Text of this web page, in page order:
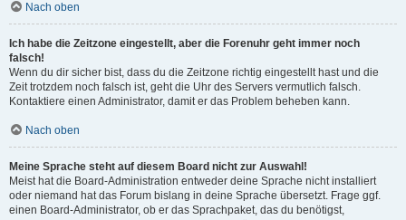
Nach oben
Ich habe die Zeitzone eingestellt, aber die Forenuhr geht immer noch
falsch!
Wenn du dir sicher bist, dass du die Zeitzone richtig eingestellt hast und die
Zeit trotzdem noch falsch ist, geht die Uhr des Servers vermutlich falsch.
Kontaktiere einen Administrator, damit er das Problem beheben kann.
Nach oben
Meine Sprache steht auf diesem Board nicht zur Auswahl!
Meist hat die Board-Administration entweder deine Sprache nicht installiert
oder niemand hat das Forum bislang in deine Sprache übersetzt. Frage ggf.
einen Board-Administrator, ob er das Sprachpaket, das du benötigst,